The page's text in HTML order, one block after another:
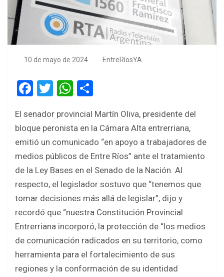
10 de mayo de 2024 EntreRíosYA
F
ce
b
o
o
k
T
tt
er
W
at
s
A
p
p
ar
e
El senador provincial Martín Oliva, presidente del
bloque peronista en la Cámara Alta entrerriana,
emitió un comunicado “en apoyo a trabajadores de
medios públicos de Entre Ríos” ante el tratamiento
de la Ley Bases en el Senado de la Nación. Al
respecto, el legislador sostuvo que “tenemos que
tomar decisiones más allá de legislar”, dijo y
recordó que “nuestra Constitución Provincial
Entrerriana incorporó, la protección de “los medios
de comunicación radicados en su territorio, como
herramienta para el fortalecimiento de sus
regiones y la conformación de su identidad